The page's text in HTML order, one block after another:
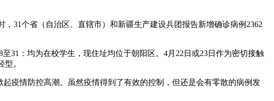
，31个省（自治区、直辖市）和新疆生产建设兵团报告新增确诊病例2362
31：均为在校学生，现住址均位于朝阳区。4月22日或23日作为密切接触
。
疫情防控高潮。虽然疫情得到了有效的控制，但还是会有零散的病例发